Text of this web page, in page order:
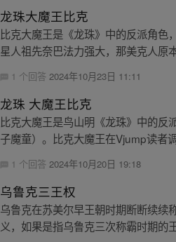
龙珠大魔王比克
比克大魔王是《龙珠》中的反派角色
星人祖先奈巴法力强大，那美克人原
1 个回答 2024年10月23日 11:11
龙珠 大魔王比克
比克大魔王是鸟山明《龙珠》中的反
子魔童）。比克大魔王在Vjump读者
1 个回答 2024年10月20日 19:18
乌鲁克三王权
乌鲁克在苏美尔早王朝时期断断续续
义，如果是指乌鲁克三次称霸时期的